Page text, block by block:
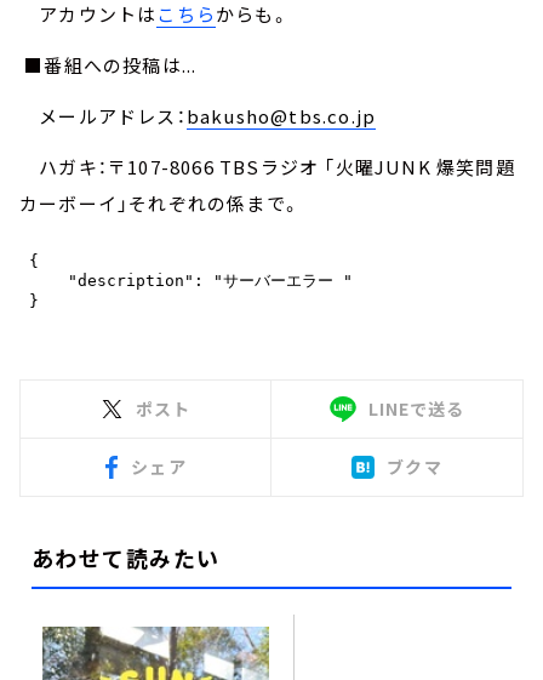
アカウントはこちらからも。
■番組への投稿は...
メールアドレス：bakusho@tbs.co.jp
ハガキ：〒107-8066 TBSラジオ 「火曜JUNK 爆笑問題
カーボーイ」それぞれの係まで。
ポスト LINEで送る
シェア ブクマ
あわせて読みたい